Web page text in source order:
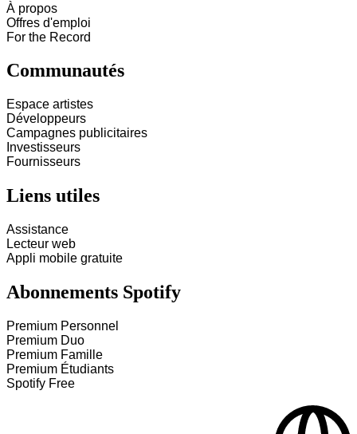
À propos
Offres d'emploi
For the Record
Communautés
Espace artistes
Développeurs
Campagnes publicitaires
Investisseurs
Fournisseurs
Liens utiles
Assistance
Lecteur web
Appli mobile gratuite
Abonnements Spotify
Premium Personnel
Premium Duo
Premium Famille
Premium Étudiants
Spotify Free